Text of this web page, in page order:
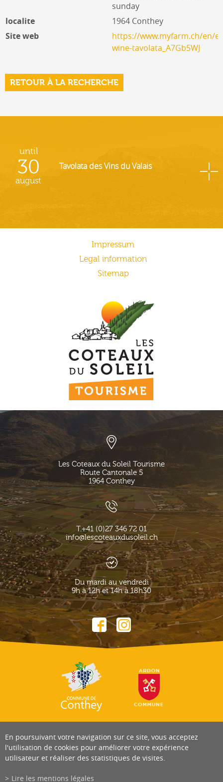
sunday
localite
1964 Conthey
Site web
https://www.myfarm.ch/en/
wine-tavolata_A7Gb5WJ
RETOUR À LA RECHERCHE
until
30
august
Tavolata des Vins du Valais
Impressum
Legal information
Sitemap
Les Coteaux du Soleil Tourisme
Route Cantonale 5
1964 Conthey
T.+41 (0)27 346 72 01
info@lescoteauxdusoleil.ch
Du mardi au vendredi
9h à 12h et 14h à 18h30
En poursuivant votre navigation sur ce site, vous acceptez
l'utilisation de cookies pour améliorer votre expérience
utilisateur et réaliser des statistiques de visites.
Lire les mentions légales